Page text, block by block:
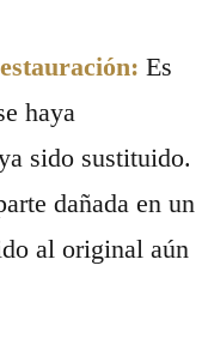
Es
haya
sido sustituido.
dañada en un
al original aún